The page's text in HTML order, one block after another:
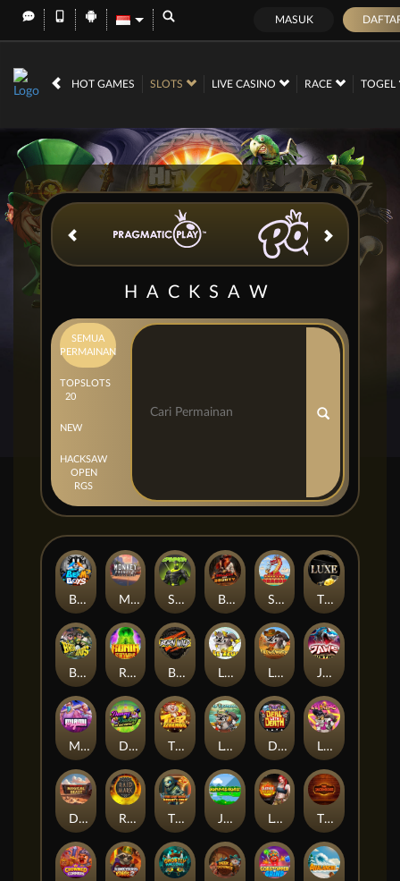
MASUK
HOT GAMES SLOTS LIVE CASINO RACE TOGEL
IDR
HACKSAW
SEMUA
PERMAINAN
TOP
20
SLOTS
NEW
HACKSAW
OPEN
RGS
Beam Boys Monkey Frenzy 2: Boss is Here! Spinman BULLETS AND BOUNTY SMOKING DRAGON The Luxe
BASH BROS Ronin Stackways Born Wild LE ZEUS LE COWBOY JAWS OF JUSTICE
MIAMI MAYHEM DONNY AND DANNY TIGER LEGENDS Le Fisherman DEAL WITH DEATH LE KING
Darkside Prairie: Magical Beast Raidmark The Lost Book of Mummy’s Curse Jumpasaurs Leatherheads The Jack & Rose